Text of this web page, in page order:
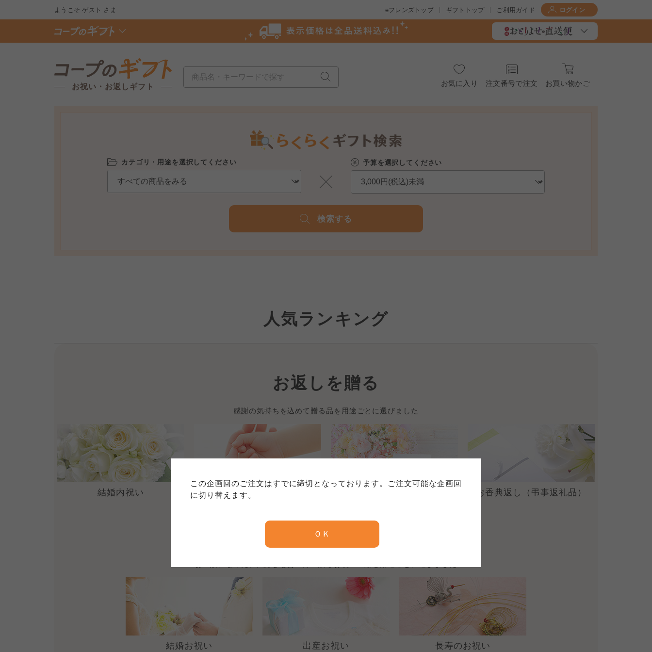
この企画回のご注文はすでに締切となっております。ご注文可能な企画回
に切り替えます。
ＯＫ
ようこそゲスト さま eフレンズトップ ギフトトップ ご利用ガイド ログイン
お祝い・お返しギフト お気に入り 注文番号で注文 お買い物かご
カテゴリ・用途を選択してください 予算を選択してください
検索する
人気ランキング
お返しを贈る
感謝の気持ちを込めて贈る品を用途ごとに選びました
結婚内祝い 出産内祝い お香典返し （弔事返礼品）
お祝いを贈る
結婚お祝い 出産お祝い 長寿のお祝い
ご利用約款（ご利用規約・ご利用規程）について
このサイトは7つの生協から業務委託を受けて、コープきんき事業連合が運営しています。ご自身が加入されている生協が定
める利用約款をご確認のうえ、ご利用ください。なお、クチコミ投稿については、利用約款の細則として規定されています。
よどがわ市民生協 大阪いずみ市民生協 わかやま市民生協
個人情報保護方針について
このサイトは7つの生協から業務委託を受けて、コープきんき事業連合が運営しています。お預かりしている個人情報につい
ては、コープ事業連合、ならびに各生協の「個人情報保護方針」にもどづいて、コープ事業連合が適切に管理をおこなってい
ます。
コープ事業連合、ならびに各生協の「個人情報保護方針」については各生協のボタンをクリックしてご確認ください。
ならコープ
よどがわ市民生協 大阪いずみ市民生協 わかやま市民生協
特定商取引法に基づく表記について
このサイトは7つの生協から業務委託を受けて、コープきんき事業連合が運営しています。販売責任者は、それぞれご利用の
生協となります。
各生協の「特定商取引法に基づく表記について」については各生協のボタンをクリックしてご確認ください。